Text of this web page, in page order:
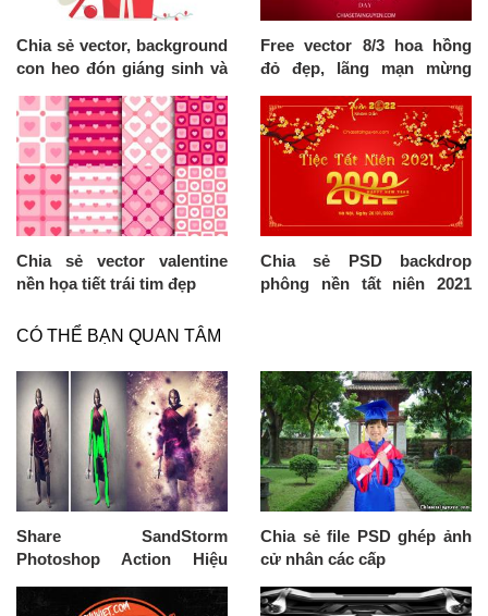
Chia sẻ vector, background
con heo đón giáng sinh và
Free vector 8/3 hoa hồng
đỏ đẹp, lãng mạn mừng
Chia sẻ vector valentine
nền họa tiết trái tim đẹp
Chia sẻ PSD backdrop
phông nền tất niên 2021
CÓ THỂ BẠN QUAN TÂM
Share SandStorm
Photoshop Action Hiệu
Chia sẻ file PSD ghép ảnh
cử nhân các cấp